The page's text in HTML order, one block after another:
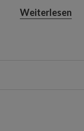
gefertigt, indem
Inneren mit
Weiterlesen